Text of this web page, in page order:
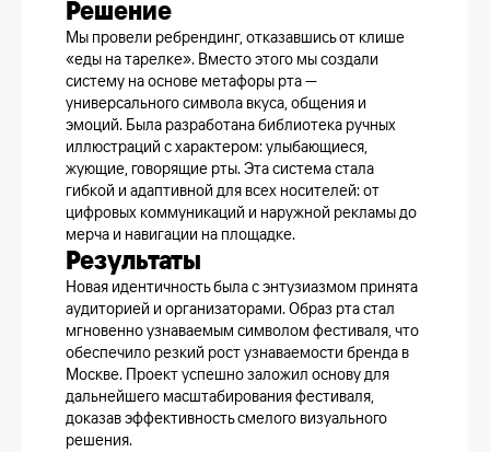
Решение
Мы провели ребрендинг, отказавшись от клише
«еды на тарелке». Вместо этого мы создали
систему на основе метафоры рта —
универсального символа вкуса, общения и
эмоций. Была разработана библиотека ручных
иллюстраций с характером: улыбающиеся,
жующие, говорящие рты. Эта система стала
гибкой и адаптивной для всех носителей: от
цифровых коммуникаций и наружной рекламы до
мерча и навигации на площадке.
Результаты
Новая идентичность была с энтузиазмом принята
аудиторией и организаторами. Образ рта стал
мгновенно узнаваемым символом фестиваля, что
обеспечило резкий рост узнаваемости бренда в
Москве. Проект успешно заложил основу для
дальнейшего масштабирования фестиваля,
доказав эффективность смелого визуального
решения.